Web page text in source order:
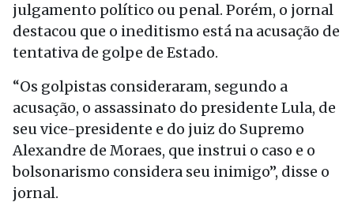
julgamento político ou penal. Porém, o jornal
destacou que o ineditismo está na acusação de
tentativa de golpe de Estado.
“Os golpistas consideraram, segundo a
acusação, o assassinato do presidente Lula, de
seu vice-presidente e do juiz do Supremo
Alexandre de Moraes, que instrui o caso e o
bolsonarismo considera seu inimigo”, disse o
jornal.